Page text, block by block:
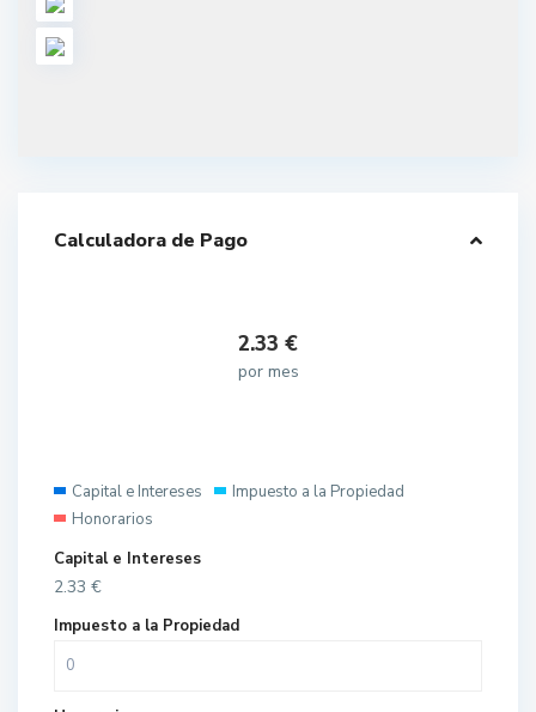
Calculadora de Pago
2.33 €
por mes
Capital e Intereses
Impuesto a la Propiedad
Honorarios
Capital e Intereses
2.33 €
Impuesto a la Propiedad